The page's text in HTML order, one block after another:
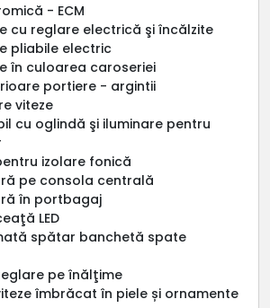
- ECM
cu reglare electrică şi încălzite
pliabile electric
în culoarea caroseriei
portiere - argintii
viteze
cu oglindă şi iluminare pentru
izolare fonică
pe consola centrală
în portbagaj
LED
spătar banchetă spate
pe înălţime
îmbrăcat în piele și ornamente